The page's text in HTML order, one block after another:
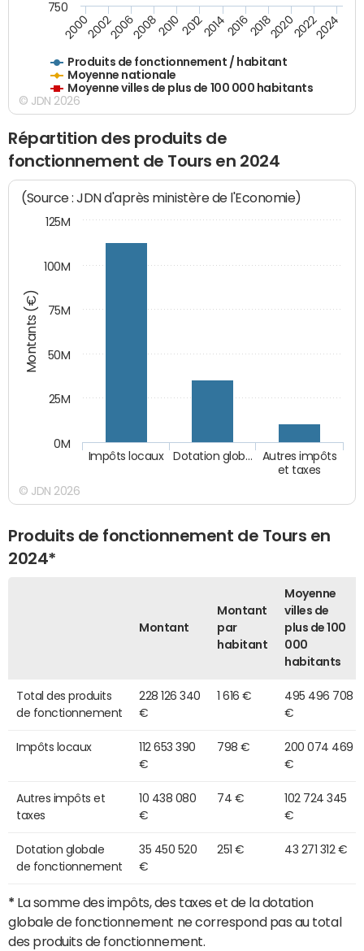
Produits de fonctionnement / habitant
Moyenne nationale
Moyenne villes de plus de 100 000 habitants
200020022006200820102012201420162018202020222024
750
© JDN 2026
Répartition des produits de
fonctionnement de Tours en 2024
Montants (€)
(Source : JDN d'après ministère de l'Economie)
Autres impôts
et taxes
Dotation glob…
Impôts locaux
0M
25M
50M
75M
100M
125M
© JDN 2026
Produits de fonctionnement de Tours en
2024*
Montant
Montant
par
habitant
Moyenne
villes de
plus de 100
000
habitants
Total des produits
de fonctionnement
228 126 340
€
1 616 €
495 496 708
€
Impôts locaux
112 653 390
€
798 €
200 074 469
€
Autres impôts et
taxes
10 438 080
€
74 €
102 724 345
€
Dotation globale
de fonctionnement
35 450 520
€
251 € 43 271 312 €
* La somme des impôts, des taxes et de la dotation
globale de fonctionnement ne correspond pas au total
des produits de fonctionnement.